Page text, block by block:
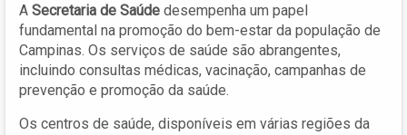
A Secretaria de Saúde desempenha um papel
fundamental na promoção do bem-estar da população de
Campinas. Os serviços de saúde são abrangentes,
incluindo consultas médicas, vacinação, campanhas de
prevenção e promoção da saúde.
Os centros de saúde, disponíveis em várias regiões da